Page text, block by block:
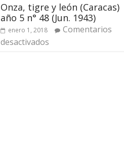
Onza, tigre y león (Caracas)
año 5 n° 48 (Jun. 1943)
enero 1, 2018
Comentarios
desactivados